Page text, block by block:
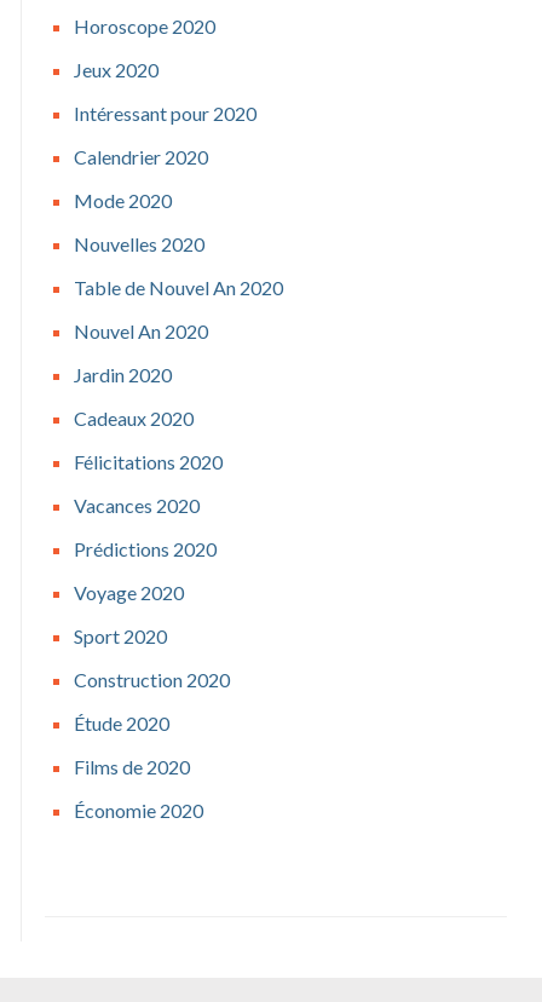
Horoscope 2020
Jeux 2020
Intéressant pour 2020
Calendrier 2020
Mode 2020
Nouvelles 2020
Table de Nouvel An 2020
Nouvel An 2020
Jardin 2020
Cadeaux 2020
Félicitations 2020
Vacances 2020
Prédictions 2020
Voyage 2020
Sport 2020
Construction 2020
Étude 2020
Films de 2020
Économie 2020